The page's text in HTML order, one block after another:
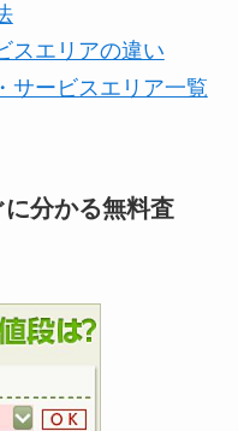
スエリアの違い
サービスエリア一覧
分かる無料査